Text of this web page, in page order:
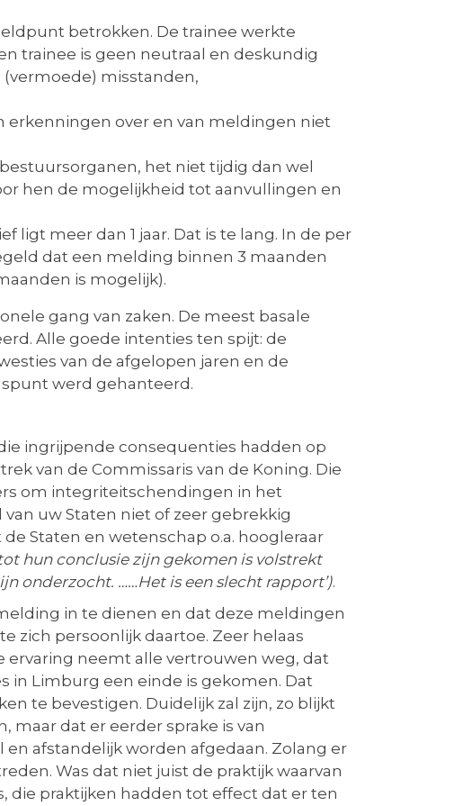
betrokken. De trainee werkte
trainee is geen neutraal en deskundig
misstanden,
erkenningen over en van meldingen niet
het niet tijdig dan wel
hen de mogelijkheid tot aanvullingen en
ligt meer dan 1 jaar. Dat is te lang. In de per
dat een melding binnen 3 maanden
is mogelijk).
gang van zaken. De meest basale
Alle goede intenties ten spijt: de
van de afgelopen jaren en de
werd gehanteerd.
ingrijpende consequenties hadden op
van de Commissaris van de Koning. Die
om integriteitschendingen in het
uw Staten niet of zeer gebrekkig
Staten en wetenschap o.a. hoogleraar
hun conclusie zijn gekomen is volstrekt
onderzocht. ……Het is een slecht rapport’).
in te dienen en dat deze meldingen
zich persoonlijk daartoe. Zeer helaas
ervaring neemt alle vertrouwen weg, dat
in Limburg een einde is gekomen. Dat
te bevestigen. Duidelijk zal zijn, zo blijkt
maar dat er eerder sprake is van
afstandelijk worden afgedaan. Zolang er
Was dat niet juist de praktijk waarvan
die praktijken hadden tot effect dat er ten